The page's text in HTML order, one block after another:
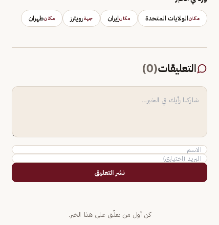
مكانالولايات المتحدة مكانإيران جهةرويترز مكانطهران
التعليقات(
0
)
نشر التعليق
كن أول من يعلّق على هذا الخبر.